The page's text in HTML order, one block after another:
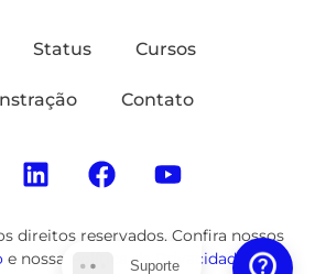
Status Cursos
Contato
direitos reservados. Confira nossos
e nossa Política de Privacidade
Suporte